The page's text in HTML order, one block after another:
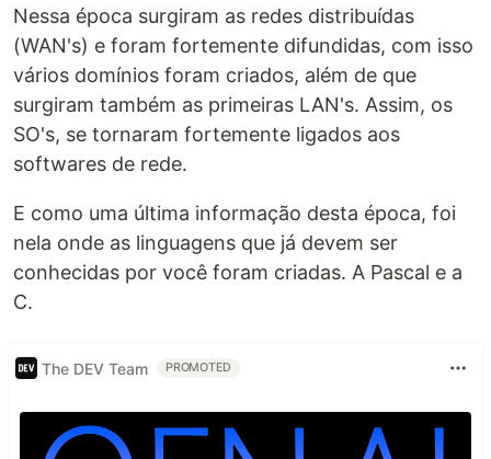
Nessa época surgiram as redes distribuídas
(WAN's) e foram fortemente difundidas, com isso
vários domínios foram criados, além de que
surgiram também as primeiras LAN's. Assim, os
SO's, se tornaram fortemente ligados aos
softwares de rede.
E como uma última informação desta época, foi
nela onde as linguagens que já devem ser
conhecidas por você foram criadas. A Pascal e a
C.
The DEV Team PROMOTED